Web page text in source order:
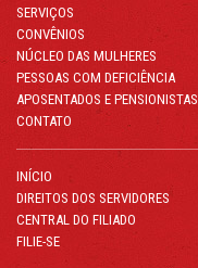
SERVIÇOS
CONVÊNIOS
NÚCLEO DAS MULHERES
PESSOAS COM DEFICIÊNCIA
APOSENTADOS E PENSIONISTAS
CONTATO
INÍCIO
DIREITOS DOS SERVIDORES
CENTRAL DO FILIADO
FILIE-SE